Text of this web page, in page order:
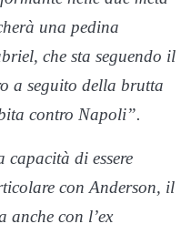
una pedina
che sta seguendo il
a seguito della brutta
contro Napoli”.
di essere
con Anderson, il
anche con l’ex